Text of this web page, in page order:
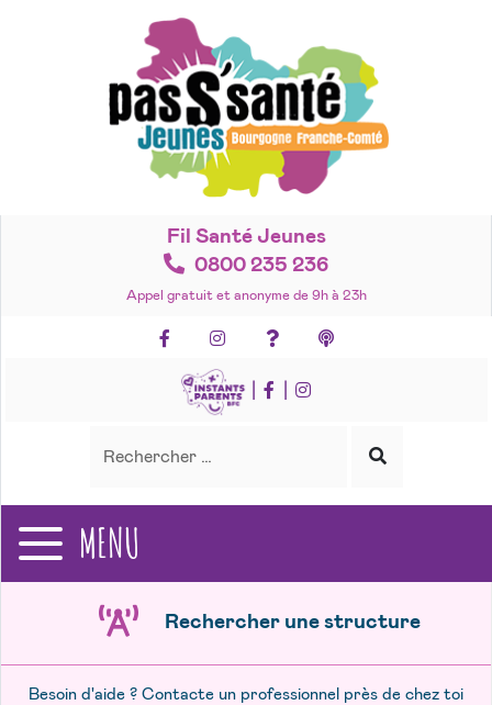
Fil Santé Jeunes
0800 235 236
Appel gratuit et anonyme de 9h à 23h
FacebookInstagramFoire aux questions
Lancer
recherche
MENU
Rechercher une structure
Besoin d'aide ? Contacte un professionnel près de chez toi